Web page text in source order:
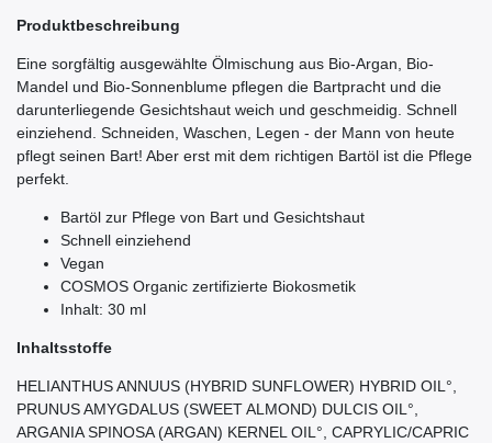
Produktbeschreibung
Eine sorgfältig ausgewählte Ölmischung aus Bio-Argan, Bio-
Mandel und Bio-Sonnenblume pflegen die Bartpracht und die
darunterliegende Gesichtshaut weich und geschmeidig. Schnell
einziehend. Schneiden, Waschen, Legen - der Mann von heute
pflegt seinen Bart! Aber erst mit dem richtigen Bartöl ist die Pflege
perfekt.
Bartöl zur Pflege von Bart und Gesichtshaut
Schnell einziehend
Vegan
COSMOS Organic zertifizierte Biokosmetik
Inhalt: 30 ml
Inhaltsstoffe
HELIANTHUS ANNUUS (HYBRID SUNFLOWER) HYBRID OIL°,
PRUNUS AMYGDALUS (SWEET ALMOND) DULCIS OIL°,
ARGANIA SPINOSA (ARGAN) KERNEL OIL°, CAPRYLIC/CAPRIC